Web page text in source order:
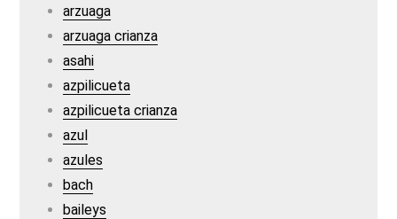
arzuaga
arzuaga crianza
asahi
azpilicueta
azpilicueta crianza
azul
azules
bach
baileys